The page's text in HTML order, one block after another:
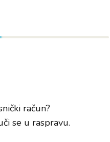
račun?
se u raspravu.